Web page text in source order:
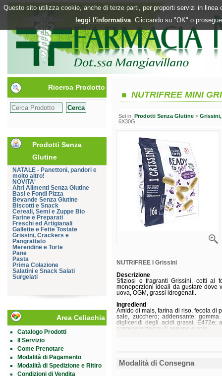
Questo sito utilizza cookie, anche di terze parti, per proporti servizi in
leggi l'informativa. Cliccando su "OK" o
Ricerca Prodotto
Prodotti Senza
Glutine
NATALE - Panettoni, pandori e
molto altro!
NOVITA'
Altri Alimenti Senza Glutine
Basi e Fondi Pizza
Bevande Senza Glutine
Biscotti e Snack
Cereali, Semi e Zuppe Bio
Farine e Preparati
Freschi ed Artigianali
Gallette e Fette Tostate
Grissini, Crackers e
Pangrattato
Merendine e Torte
Pane
Pasta
Prima Colazione
Salatini e Snack Salati
Surgelati
Area Celiachia
Catalogo Prodotti
Il Servizio
Come Prenotare
Modalità di Pagamento
Modalità di Spedizione e Ritiro
Condizioni di Vendita
NUTRIFREE MINI
Sei in: Prodotti Senza Glutine >
6X30G
NUTRIFREE I Grissini
Descrizione
Sfiziosi e fragranti Grissini, cotti al
monoporzioni ideali da gustare dove
uova, OGM, grassi idrogenati.
Ingredienti
Amido di mais, farina di riso, fecola di
sale, zucchero; addensante:
digliceridi degli acidi grassi, E472e;
contenere tracce di senape e soia.
Energia
Modalità di Consegna